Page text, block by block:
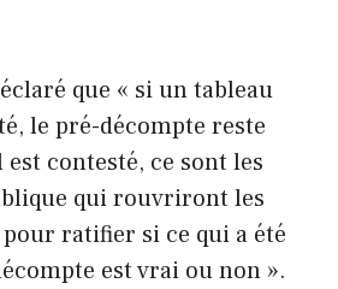
que « si un tableau
le pré-décompte reste
est contesté, ce sont les
qui rouvriront les
ratifier si ce qui a été
est vrai ou non ».